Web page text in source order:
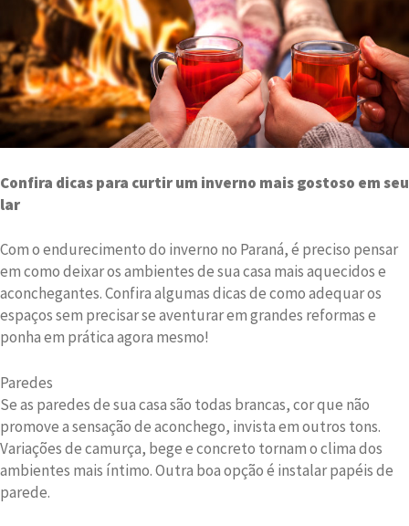
Confira dicas para curtir um inverno mais gostoso em seu
lar
Com o endurecimento do inverno no Paraná, é preciso pensar
em como deixar os ambientes de sua casa mais aquecidos e
aconchegantes. Confira algumas dicas de como adequar os
espaços sem precisar se aventurar em grandes reformas e
ponha em prática agora mesmo!
Paredes
Se as paredes de sua casa são todas brancas, cor que não
promove a sensação de aconchego, invista em outros tons.
Variações de camurça, bege e concreto tornam o clima dos
ambientes mais íntimo. Outra boa opção é instalar papéis de
parede.